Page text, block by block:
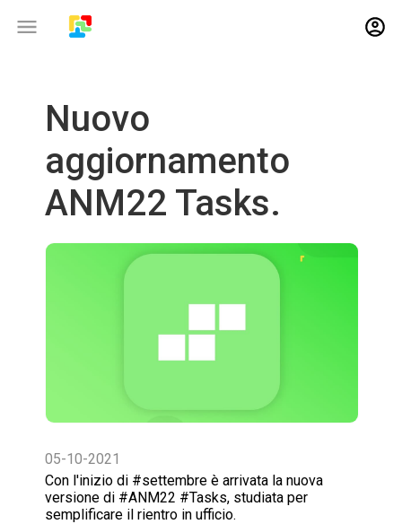
Nuovo
aggiornamento
ANM22 Tasks.
05-10-2021
Con l'inizio di #settembre è arrivata la nuova
versione di #ANM22 #Tasks, studiata per
semplificare il rientro in ufficio.